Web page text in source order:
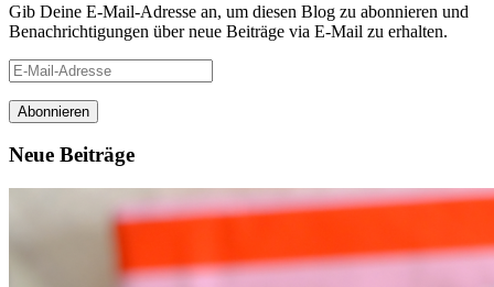
Gib Deine E-Mail-Adresse an, um diesen Blog zu abonnieren und
Benachrichtigungen über neue Beiträge via E-Mail zu erhalten.
E-
Mail-
Adresse
Neue Beiträge